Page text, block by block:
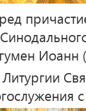
Иоанн